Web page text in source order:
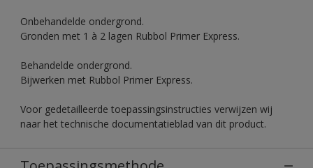
Onbehandelde ondergrond.
Gronden met 1 à 2 lagen Rubbol Primer Express.
Behandelde ondergrond.
Bijwerken met Rubbol Primer Express.
Voor gedetailleerde toepassingsinstructies verwijzen wij
naar het technische documentatieblad van dit product.